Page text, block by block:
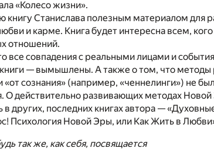
«Колесо жизни».
книгу Станислава полезным материалом для
и карме. Книга будет интересна всем,
отношений.
все совпадения с реальными лицами и
книги — вымышлены. А также о том, что методы
«от сознания» (например, «ченнелинги») не
О действительно развивающих методах
других, последних книгах автора —
Психология Новой Эры, или Как Жить в
так же, как себя, посвящается